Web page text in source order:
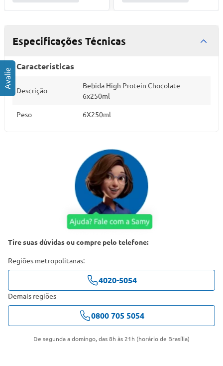
Especificações Técnicas
Características
Descrição
Bebida High Protein Chocolate
6x250ml
Peso 6X250ml
Tire suas dúvidas ou compre pelo telefone:
Regiões metropolitanas:
4020-5054
Demais regiões
0800 705 5054
De segunda a domingo, das 8h às 21h (horário de Brasília)